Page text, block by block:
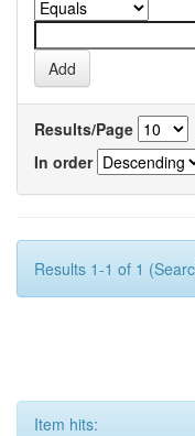
Results/Page
In order
Results 1-1 of 1
Item hits: